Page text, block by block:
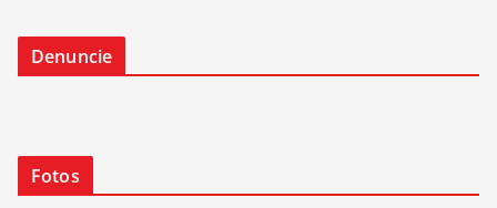
Denuncie
Fotos